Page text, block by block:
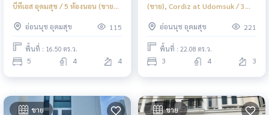
บีทีเอส อุดมสุข / 5 ห้องนอน (ขาย
Udomsuk / 5 Bedrooms (SALE
WITH TENANT) GNG163
อ่อนนุช อุดมสุข 115
พื้นที่ : 16.50 ตร.ว.
5 4 4
(ขาย), Cordiz at Udomsuk / 3
อ่อนนุช อุดมสุข
221
พื้นที่ : 22.08 ตร.ว.
3 4 3
ขาย ขาย